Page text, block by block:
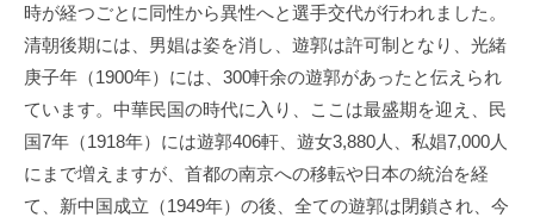
時が経つごとに同性から異性へと選手交代が行われました。
清朝後期には、男娼は姿を消し、遊郭は許可制となり、光緒
庚子年（1900年）には、 300軒余の遊郭があったと伝えられ
ています。中華民国の時代に入り、ここは最盛期を迎え、民
国7年（1918年）には遊郭406軒、遊女3,880人、私娼7,000人
にまで増えますが、首都の南京への移転や日本の統治を経
て、新中国成立（1949年）の後、全ての遊郭は閉鎖され、今